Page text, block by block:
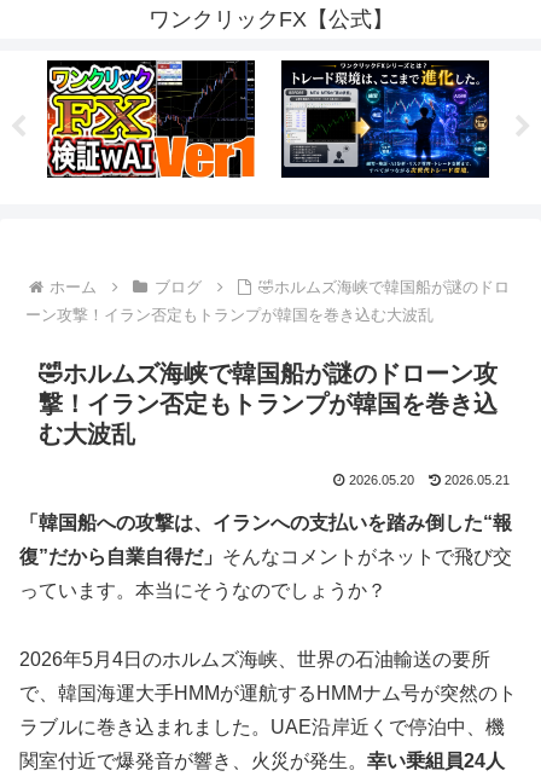
ワンクリックFX【公式】
ホーム ブログ
🤣ホルムズ海峡で韓国船が謎のドロ
ーン攻撃！イラン否定もトランプが韓国を巻き込む大波乱
🤣ホルムズ海峡で韓国船が謎のドローン攻
撃！イラン否定もトランプが韓国を巻き込
む大波乱
2026.05.20 2026.05.21
「韓国船への攻撃は、イランへの支払いを踏み倒した“報
復”だから自業自得だ」 そんなコメントがネットで飛び交
っています。本当にそうなのでしょうか？
2026年5月4日のホルムズ海峡、世界の石油輸送の要所
で、韓国海運大手HMMが運航するHMMナム号が突然のト
ラブルに巻き込まれました。UAE沿岸近くで停泊中、機
関室付近で爆発音が響き、火災が発生。 幸い乗組員24人